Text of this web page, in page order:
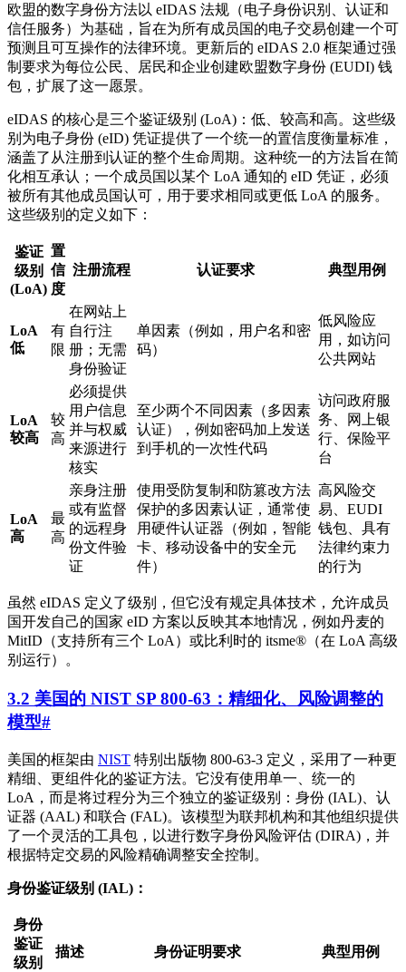
欧盟的数字身份方法以 eIDAS 法规（电子身份识别、认证和
信任服务）为基础，旨在为所有成员国的电子交易创建一个可
预测且可互操作的法律环境。更新后的 eIDAS 2.0 框架通过强
制要求为每位公民、居民和企业创建欧盟数字身份 (EUDI) 钱
包，扩展了这一愿景。
eIDAS 的核心是三个鉴证级别 (LoA)：低、较高和高。这些级
别为电子身份 (eID) 凭证提供了一个统一的置信度衡量标准，
涵盖了从注册到认证的整个生命周期。这种统一的方法旨在简
化相互承认；一个成员国以某个 LoA 通知的 eID 凭证，必须
被所有其他成员国认可，用于要求相同或更低 LoA 的服务。
这些级别的定义如下：
鉴证
级别
(LoA)
置
信
度
注册流程 认证要求 典型用例
LoA
低
有
限
在网站上
自行注
册；无需
身份验证
单因素（例如，用户名和密
码）
低风险应
用，如访问
公共网站
LoA
较高
较
高
必须提供
用户信息
并与权威
来源进行
核实
至少两个不同因素（多因素
认证），例如密码加上发送
到手机的一次性代码
访问政府服
务、网上银
行、保险平
台
LoA
高
最
高
亲身注册
或有监督
的远程身
份文件验
证
使用受防复制和防篡改方法
保护的多因素认证，通常使
用硬件认证器（例如，智能
卡、移动设备中的安全元
件）
高风险交
易、EUDI
钱包、具有
法律约束力
的行为
虽然 eIDAS 定义了级别，但它没有规定具体技术，允许成员
国开发自己的国家 eID 方案以反映其本地情况，例如丹麦的
MitID（支持所有三个 LoA）或比利时的 itsme®（在 LoA 高级
别运行）。
3.2 美国的 NIST SP 800-63：精细化、风险调整的
模型#
美国的框架由 NIST 特别出版物 800-63-3 定义，采用了一种更
精细、更组件化的鉴证方法。它没有使用单一、统一的
LoA，而是将过程分为三个独立的鉴证级别：身份 (IAL)、认
证器 (AAL) 和联合 (FAL)。该模型为联邦机构和其他组织提供
了一个灵活的工具包，以进行数字身份风险评估 (DIRA)，并
根据特定交易的风险精确调整安全控制。
身份鉴证级别 (IAL)：
身份
鉴证
级别
描述 身份证明要求 典型用例